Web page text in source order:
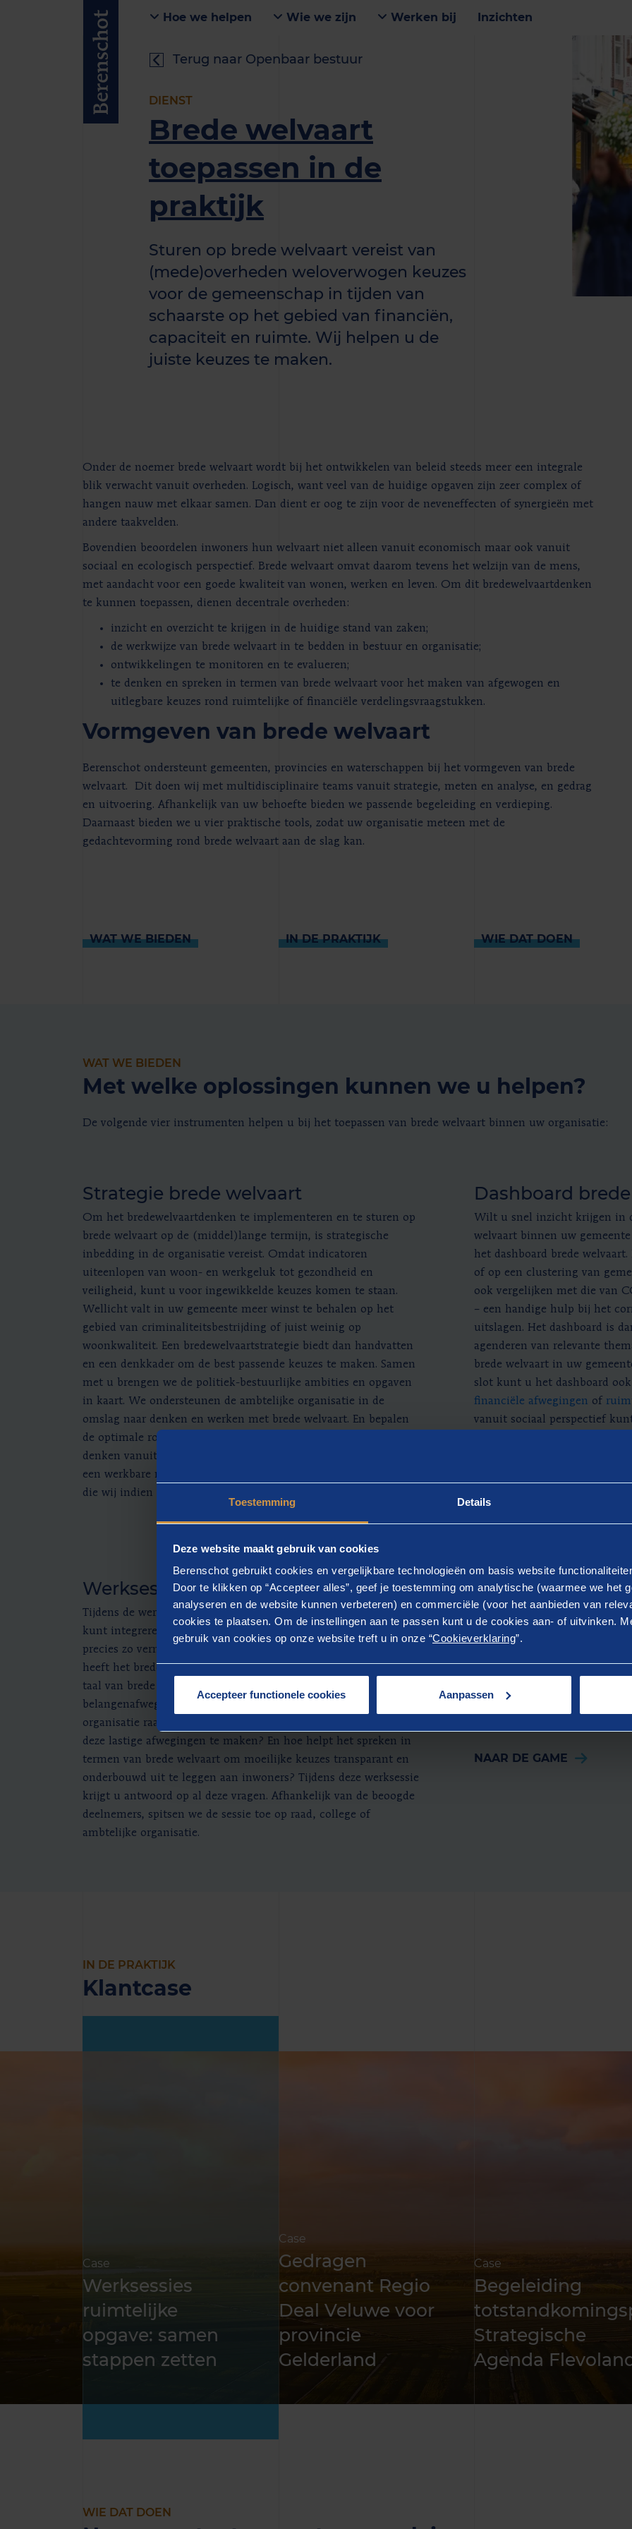
Toestemming Details
Deze website maakt gebruik van cookies
Berenschot gebruikt cookies en vergelijkbare technologieën om basis website
Door te klikken op “Accepteer alles”, geef je toestemming om analytische (waarmee we het
analyseren en de website kunnen verbeteren) en commerciële (voor het aanbieden van
cookies te plaatsen. Om de instellingen aan te passen kunt u de cookies aan- of uitvinken.
gebruik van cookies op onze website treft u in onze “Cookieverklaring”.
Accepteer functionele cookies Aanpassen
Hoe we helpen Wie we zijn Werken bij Inzichten
Terug naar Openbaar bestuur
DIENST
Brede welvaart
toepassen in de
praktijk
Sturen op brede welvaart vereist van
(mede)overheden weloverwogen keuzes
voor de gemeenschap in tijden van
schaarste op het gebied van financiën,
capaciteit en ruimte. Wij helpen u de
juiste keuzes te maken.
Onder de noemer brede welvaart wordt bij het ontwikkelen van beleid steeds meer een integrale
blik verwacht vanuit overheden. Logisch, want veel van de huidige opgaven zijn zeer complex of
hangen nauw met elkaar samen. Dan dient er oog te zijn voor de neveneffecten of synergieën met
andere taakvelden.
Bovendien beoordelen inwoners hun welvaart niet alleen vanuit economisch maar ook vanuit
sociaal en ecologisch perspectief. Brede welvaart omvat daarom tevens het welzijn van de mens,
met aandacht voor een goede kwaliteit van wonen, werken en leven. Om dit bredewelvaartdenken
te kunnen toepassen, dienen decentrale overheden:
inzicht en overzicht te krijgen in de huidige stand van zaken;
de werkwijze van brede welvaart in te bedden in bestuur en organisatie;
ontwikkelingen te monitoren en te evalueren;
te denken en spreken in termen van brede welvaart voor het maken van afgewogen en
uitlegbare keuzes rond ruimtelijke of financiële verdelingsvraagstukken.
Vormgeven van brede welvaart
Berenschot ondersteunt gemeenten, provincies en waterschappen bij het vormgeven van brede
welvaart. Dit doen wij met multidisciplinaire teams vanuit strategie, meten en analyse, en gedrag
en uitvoering. Afhankelijk van uw behoefte bieden we passende begeleiding en verdieping.
Daarnaast bieden we u vier praktische tools, zodat uw organisatie meteen met de
gedachtevorming rond brede welvaart aan de slag kan.
WAT WE BIEDEN IN DE PRAKTIJK WIE DAT DOEN
WAT WE BIEDEN
Met welke oplossingen kunnen we u helpen?
De volgende vier instrumenten helpen u bij het toepassen van brede welvaart binnen uw organisatie:
Strategie brede welvaart
Om het bredewelvaartdenken te implementeren en te sturen op
brede welvaart op de (middel)lange termijn, is strategische
inbedding in de organisatie vereist. Omdat indicatoren
uiteenlopen van woon- en werkgeluk tot gezondheid en
veiligheid, kunt u voor ingewikkelde keuzes komen te staan.
Wellicht valt in uw gemeente meer winst te behalen op het
gebied van criminaliteitsbestrijding of juist weinig op
woonkwaliteit. Een bredewelvaartstrategie biedt dan handvatten
en een denkkader om de best passende keuzes te maken. Samen
met u brengen we de politiek-bestuurlijke ambities en opgaven
in kaart. We ondersteunen de ambtelijke organisatie in de
omslag naar denken en werken met brede welvaart. En bepalen
de optimale route voor verdere verrijking van het strategisch
denken vanuit ambtelijk en inwonerperspectief. Zo komt u tot
een werkbare maar vooral ook gedragen bredewelvaartstrategie,
die wij indien gewenst ook kunnen helpen implementeren.
Dashboard
​Wilt u snel inzicht krijgen in
welvaart binnen uw
het dashboard brede
of op een clustering van
ook vergelijken met die van
– een handige hulp bij het
uitslagen. Het dashboard is
agenderen van relevante
brede welvaart in uw
slot kunt u het dashboard
financiële afwegingen of
vanuit sociaal perspectief
De indicatoren van het
gebaseerd op de Monitor
Sustainable Development
Planbureau voor de
Werksessie brede welvaart
Tijdens de werksessie brede welvaart leert u hoe u brede welvaart
kunt integreren in uw beleids- en uitvoeringskeuzes. Wat is nu
precies zo vernieuwend aan dit begrip en welke meerwaarde
heeft het bredewelvaartdenken voor uw organisatie? Hoe kan de
taal van brede welvaart handvatten bieden voor een gesprek over
belangenafwegingen? Op welke manier kan de ambtelijke
organisatie raad en college voeden met de juiste informatie om
deze lastige afwegingen te maken? En hoe helpt het spreken in
termen van brede welvaart om moeilijke keuzes transparant en
onderbouwd uit te leggen aan inwoners? Tijdens deze werksessie
krijgt u antwoord op al deze vragen. Afhankelijk van de beoogde
deelnemers, spitsen we de sessie toe op raad, college of
ambtelijke organisatie.
Serious game
praktijk op een interactieve,
beleidsmakers en
Het faciliteert een scherp
individueel of collectief
NAAR DE GAME
IN DE PRAKTIJK
Klantcase
Case
Werksessies
ruimtelijke
opgave: samen
stappen zetten
Case
Gedragen
convenant Regio
Deal Veluwe voor
provincie
Gelderland
Case
Begeleiding
Strategische
Agenda
WIE DAT DOEN